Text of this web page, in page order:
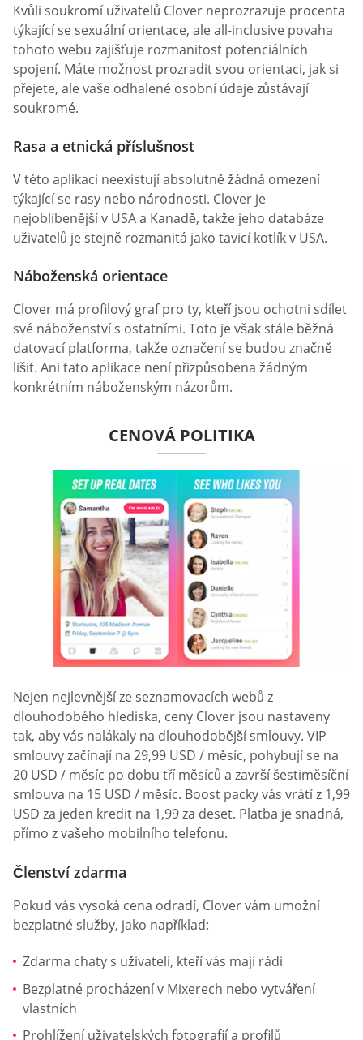
Kvůli soukromí uživatelů Clover neprozrazuje procenta
týkající se sexuální orientace, ale all-inclusive povaha
tohoto webu zajišťuje rozmanitost potenciálních
spojení. Máte možnost prozradit svou orientaci, jak si
přejete, ale vaše odhalené osobní údaje zůstávají
soukromé.
Rasa a etnická příslušnost
V této aplikaci neexistují absolutně žádná omezení
týkající se rasy nebo národnosti. Clover je
nejoblíbenější v USA a Kanadě, takže jeho databáze
uživatelů je stejně rozmanitá jako tavicí kotlík v USA.
Náboženská orientace
Clover má profilový graf pro ty, kteří jsou ochotni sdílet
své náboženství s ostatními. Toto je však stále běžná
datovací platforma, takže označení se budou značně
lišit. Ani tato aplikace není přizpůsobena žádným
konkrétním náboženským názorům.
CENOVÁ POLITIKA
Nejen nejlevnější ze seznamovacích webů z
dlouhodobého hlediska, ceny Clover jsou nastaveny
tak, aby vás nalákaly na dlouhodobější smlouvy. VIP
smlouvy začínají na 29,99 USD / měsíc, pohybují se na
20 USD / měsíc po dobu tří měsíců a završí šestiměsíční
smlouva na 15 USD / měsíc. Boost packy vás vrátí z 1,99
USD za jeden kredit na 1,99 za deset. Platba je snadná,
přímo z vašeho mobilního telefonu.
Členství zdarma
Pokud vás vysoká cena odradí, Clover vám umožní
bezplatné služby, jako například:
Zdarma chaty s uživateli, kteří vás mají rádi
Bezplatné procházení v Mixerech nebo vytváření
vlastních
Prohlížení uživatelských fotografií a profilů